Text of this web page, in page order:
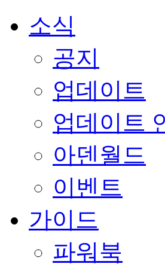
소식
공지
업데이트
업데이트
아덴월드
이벤트
가이드
파워북